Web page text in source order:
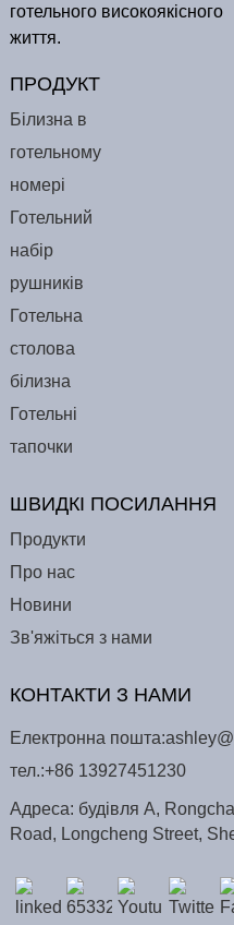
готельного високоякісного
життя.
ПРОДУКТ
Білизна в
готельному
номері
Готельний
набір
рушників
Готельна
столова
білизна
Готельні
тапочки
ШВИДКІ ПОСИЛАННЯ
Продукти
Про нас
Новини
Зв'яжіться з нами
КОНТАКТИ З НАМИ
Електронна пошта:
тел.:+86 13927451230
Адреса: будівля A,
Road, Longcheng Street,